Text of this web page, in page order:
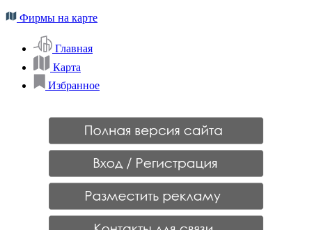
Фирмы на карте
Главная
Карта
Избранное